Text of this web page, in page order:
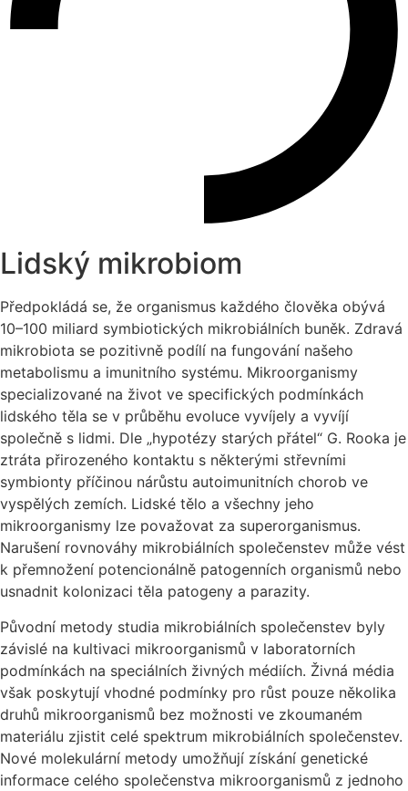
Lidský mikrobiom
Předpokládá se, že organismus každého člověka obývá
10–100 miliard symbiotických mikrobiálních buněk. Zdravá
mikrobiota se pozitivně podílí na fungování našeho
metabolismu a imunitního systému. Mikroorganismy
specializované na život ve specifických podmínkách
lidského těla se v průběhu evoluce vyvíjely a vyvíjí
společně s lidmi. Dle „hypotézy starých přátel“ G. Rooka je
ztráta přirozeného kontaktu s některými střevními
symbionty příčinou nárůstu autoimunitních chorob ve
vyspělých zemích. Lidské tělo a všechny jeho
mikroorganismy lze považovat za superorganismus.
Narušení rovnováhy mikrobiálních společenstev může vést
k přemnožení potencionálně patogenních organismů nebo
usnadnit kolonizaci těla patogeny a parazity.
Původní metody studia mikrobiálních společenstev byly
závislé na kultivaci mikroorganismů v laboratorních
podmínkách na speciálních živných médiích. Živná média
však poskytují vhodné podmínky pro růst pouze několika
druhů mikroorganismů bez možnosti ve zkoumaném
materiálu zjistit celé spektrum mikrobiálních společenstev.
Nové molekulární metody umožňují získání genetické
informace celého společenstva mikroorganismů z jednoho